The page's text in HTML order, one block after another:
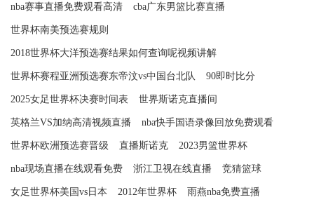
nba赛事直播免费观看高清 cba广东男篮比赛直播
世界杯南美预选赛规则
2018世界杯大洋预选赛结果如何查询呢视频讲解
世界杯赛程亚洲预选赛东帝汶vs中国台北队 90即时比分
2025女足世界杯决赛时间表 世界斯诺克直播间
英格兰VS加纳高清视频直播 nba快手国语录像回放免费观看
世界杯欧洲预选赛晋级 直播斯诺克 2023男篮世界杯
nba现场直播在线观看免费 浙江卫视在线直播 竞猜篮球
女足世界杯美国vs日本 2012年世界杯 雨燕nba免费直播